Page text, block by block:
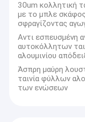
30um κολλητική
με το μπλε
σφραγίζοντας
Αντι εσπευσμένη
αυτοκόλλητων
αλουμινίου
Άσπρη μαύρη
ταινία φύλλων
των ενώσεων